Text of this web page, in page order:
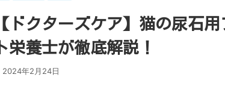
【ドクターズケア】猫の尿石
ト栄養士が徹底解説！
2024年2月24日